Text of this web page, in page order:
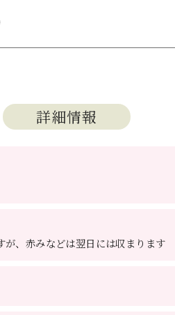
詳細情報
、赤みなどは翌日には収まります